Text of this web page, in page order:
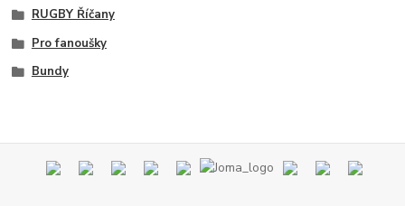
RUGBY Říčany
Pro fanoušky
Bundy